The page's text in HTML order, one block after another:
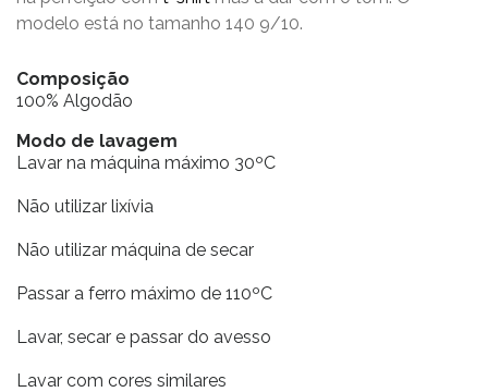
modelo está no tamanho 140 9/10.
Composição
100% Algodão
Modo de lavagem
Lavar na máquina máximo 30ºC
Não utilizar lixívia
Não utilizar máquina de secar
Passar a ferro máximo de 110ºC
Lavar, secar e passar do avesso
Lavar com cores similares